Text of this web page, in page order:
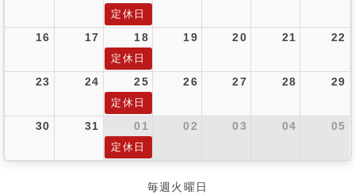
定休日
16 17 18 19 20 21 22
定休日
23 24 25 26 27 28 29
定休日
30 31 01 02 03 04 05
定休日
毎週火曜日